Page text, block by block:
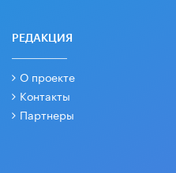
РЕДАКЦИЯ
О проекте
Контакты
Партнеры